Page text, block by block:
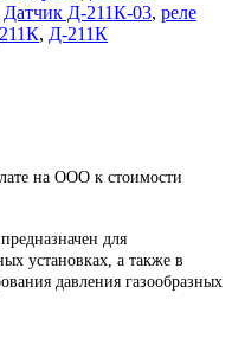
Датчик Д-211К-03, реле
, Д-211К
на ООО к стоимости
для
установках, а также в
давления газообразных